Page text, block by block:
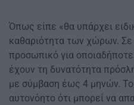
Όπως είπε «θα υπάρχει
καθαριότητα των χώρων.
προσωπικό για
έχουν τη δυνατότητα
με σύμβαση έως 4 μηνών.
αυτονόητο ότι μπορεί να